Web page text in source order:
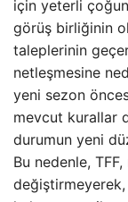
için yeterli
görüş birliğinin
taleplerinin
netleşmesine
yeni sezon
mevcut kurallar
durumun yeni
Bu nedenle, TFF,